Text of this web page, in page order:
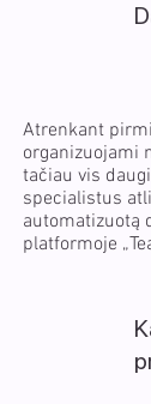
Atrenkant
organizuojami
tačiau vis
specialistus
automatizuotą
platformoje